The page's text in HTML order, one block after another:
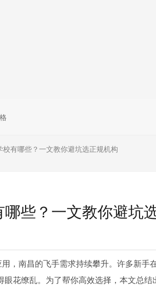
有哪些？一文教你避坑选正规机构
些？一文教你避坑
，南昌的飞手需求持续攀升。许多新手
花缭乱。为了帮你高效选择，本文总